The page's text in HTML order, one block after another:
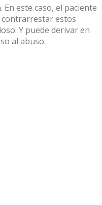
. En este caso, el paciente
estos
Y puede derivar en
al abuso.